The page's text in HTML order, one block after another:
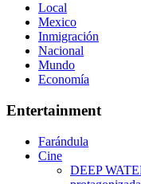
Local
Mexico
Inmigración
Nacional
Mundo
Economía
Entertainment
Farándula
Cine
DEEP